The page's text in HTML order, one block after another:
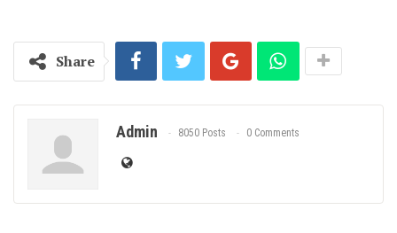
Share
Admin 8050 Posts 0 Comments